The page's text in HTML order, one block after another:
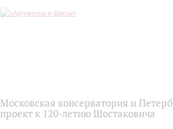
Московская консерватория и
проект к 120-летию Шостаковича